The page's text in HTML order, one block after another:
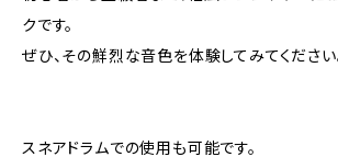
クです。
ぜひ、その鮮烈な音色を体験してみてください
スネアドラムでの使用も可能です。